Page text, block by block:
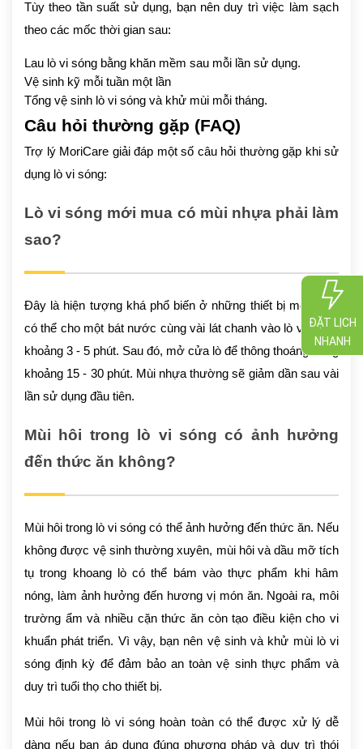
Tùy theo tần suất sử dụng, bạn nên duy trì việc làm sạch
theo các mốc thời gian sau:
Lau lò vi sóng bằng khăn mềm sau mỗi lần sử dụng.
Vệ sinh kỹ mỗi tuần một lần
Tổng vệ sinh lò vi sóng và khử mùi mỗi tháng.
Câu hỏi thường gặp (FAQ)
Trợ lý MoriCare giải đáp một số câu hỏi thường gặp khi sử
dụng lò vi sóng:
Lò vi sóng mới mua có mùi nhựa phải làm
sao?
Đây là hiện tượng khá phổ biến ở những thiết bị mới. Bạn
có thể cho một bát nước cùng vài lát chanh vào lò và quay
khoảng 3 - 5 phút. Sau đó, mở cửa lò để thông thoáng trong
khoảng 15 - 30 phút. Mùi nhựa thường sẽ giảm dần sau vài
lần sử dụng đầu tiên.
Mùi hôi trong lò vi sóng có ảnh hưởng
đến thức ăn không?
Mùi hôi trong lò vi sóng có thể ảnh hưởng đến thức ăn. Nếu
không được vệ sinh thường xuyên, mùi hôi và dầu mỡ tích
tụ trong khoang lò có thể bám vào thực phẩm khi hâm
nóng, làm ảnh hưởng đến hương vị món ăn. Ngoài ra, môi
trường ẩm và nhiều cặn thức ăn còn tạo điều kiện cho vi
khuẩn phát triển. Vì vậy, bạn nên vệ sinh và khử mùi lò vi
sóng định kỳ để đảm bảo an toàn vệ sinh thực phẩm và
duy trì tuổi thọ cho thiết bị.
Mùi hôi trong lò vi sóng hoàn toàn có thể được xử lý dễ
dàng nếu bạn áp dụng đúng phương pháp và duy trì thói
ĐẶT LỊCH
NHANH